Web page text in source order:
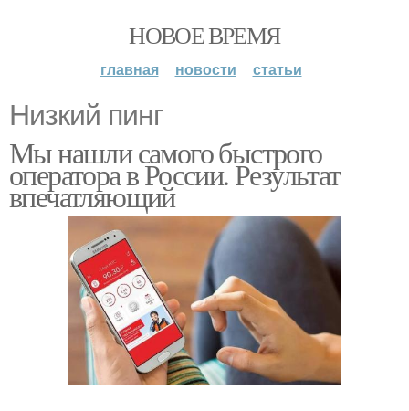
НОВОЕ ВРЕМЯ
главная новости статьи
Низкий пинг
Мы нашли самого быстрого
оператора в России. Результат
впечатляющий